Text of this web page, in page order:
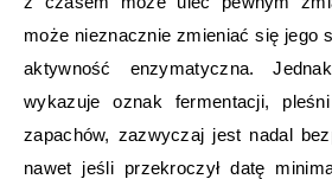
może nieznacznie zmieniać się jego
aktywność enzymatyczna.
wykazuje oznak fermentacji,
zapachów, zazwyczaj jest nadal
nawet jeśli przekroczył datę